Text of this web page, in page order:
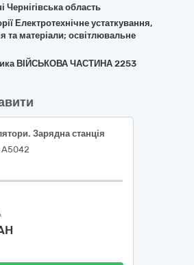
Чернігівська область
Електротехнічне устаткування,
та матеріали; освітлювальне
ВІЙСЬКОВА ЧАСТИНА 2253
Зарядна станція
А5042